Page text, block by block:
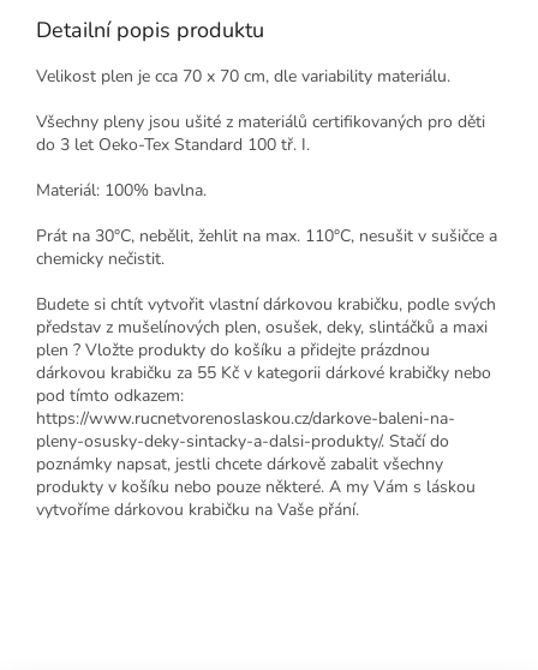
Detailní popis produktu
Velikost plen je cca 70 x 70 cm, dle variability materiálu.
Všechny pleny jsou ušité z materiálů certifikovaných pro děti
do 3 let Oeko-Tex Standard 100 tř. I.
Materiál: 100% bavlna.
Prát na 30°C, nebělit, žehlit na max. 110°C, nesušit v sušičce a
chemicky nečistit.
Budete si chtít vytvořit vlastní dárkovou krabičku, podle svých
představ z mušelínových plen, osušek, deky, slintáčků a maxi
plen ? Vložte produkty do košíku a přidejte prázdnou
dárkovou krabičku za 55 Kč v kategorii dárkové krabičky nebo
pod tímto odkazem:
https://www.rucnetvorenoslaskou.cz/darkove-baleni-na-
pleny-osusky-deky-sintacky-a-dalsi-produkty/. Stačí do
poznámky napsat, jestli chcete dárkově zabalit všechny
produkty v košíku nebo pouze některé. A my Vám s láskou
vytvoříme dárkovou krabičku na Vaše přání.